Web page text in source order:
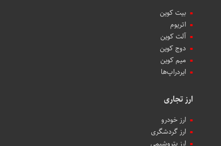
بیت کوین
اتریوم
آلت کوین
دوج کوین
میم کوین‌
ایردراپ‌ها
ارز تجاری
ارز خودرو
ارز گردشگری
ارز پتروشیمی